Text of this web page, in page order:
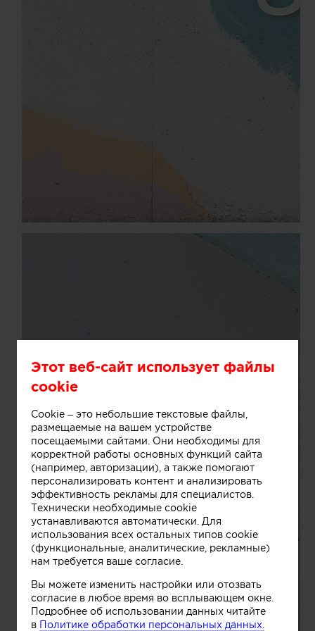
Этот веб-сайт использует файлы
cookie
Cookie – это небольшие текстовые файлы,
размещаемые на вашем устройстве
посещаемыми сайтами. Они необходимы для
корректной работы основных функций сайта
(например, авторизации), а также помогают
персонализировать контент и анализировать
эффективность рекламы для специалистов.
Технически необходимые cookie
устанавливаются автоматически. Для
использования всех остальных типов cookie
(функциональные, аналитические, рекламные)
нам требуется ваше согласие.
Вы можете изменить настройки или отозвать
согласие в любое время во всплывающем окне.
Подробнее об использовании данных читайте
в Политике обработки персональных данных.